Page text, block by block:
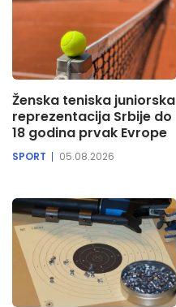
Ženska teniska juniorska
reprezentacija Srbije do
18 godina prvak Evrope
SPORT 05.08.2026